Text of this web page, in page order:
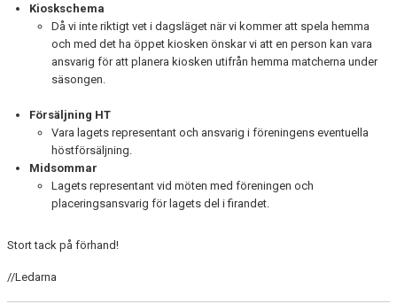
Kioskschema
Då vi inte riktigt vet i dagsläget när vi kommer att spela hemma
och med det ha öppet kiosken önskar vi att en person kan vara
ansvarig för att planera kiosken utifrån hemma matcherna under
säsongen.
Försäljning HT
Vara lagets representant och ansvarig i föreningens eventuella
höstförsäljning.
Midsommar
Lagets representant vid möten med föreningen och
placeringsansvarig för lagets del i firandet.
Stort tack på förhand!
//Ledarna